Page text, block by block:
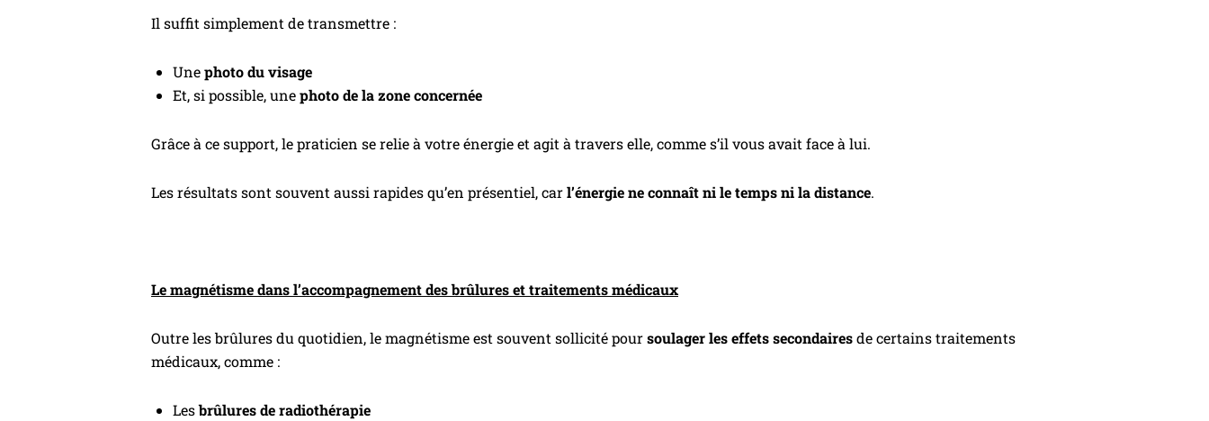
Il suffit simplement de transmettre :
Unephoto du visage
Et, si possible, unephoto de la zone concernée
Grâce à ce support, le praticien se relie à votre énergie et agit à travers elle, comme s’il vous avait face à lui.
Les résultats sont souvent aussi rapides qu’en présentiel, carl’énergie ne connaît ni le temps ni la distance.
Le magnétisme dans l’accompagnement des brûlures et traitements médicaux
Outre les brûlures du quotidien, le magnétisme est souvent sollicité poursoulager les effets secondairesde certains traitements
médicaux, comme :
Lesbrûlures de radiothérapie